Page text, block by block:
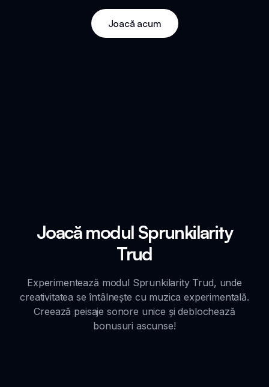
Joacă acum
Joacă modul Sprunkilarity
Trud
Experimentează modul Sprunkilarity Trud, unde
creativitatea se întâlnește cu muzica experimentală.
Creează peisaje sonore unice și deblochează
bonusuri ascunse!